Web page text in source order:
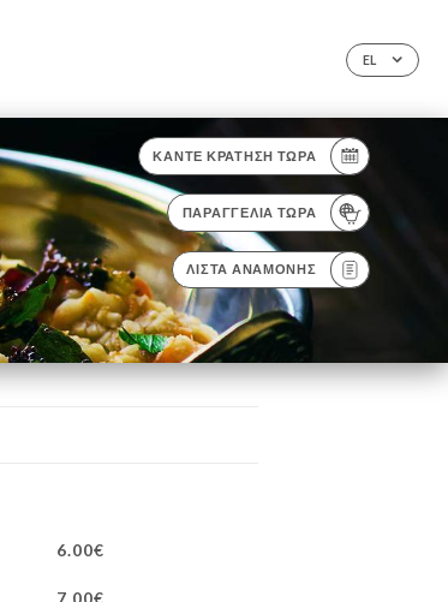
EL
ΚΆΝΤΕ ΚΡΆΤΗΣΗ ΤΏΡΑ
ΠΑΡΑΓΓΕΛΊΑ ΤΏΡΑ
ΛΊΣΤΑ ΑΝΑΜΟΝΉΣ
6.00€
7.00€